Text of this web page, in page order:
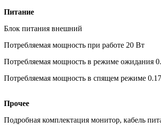
Питание
Блок питания внешний
Потребляемая мощность при работе 20 Вт
Потребляемая мощность в режиме ожидания
Потребляемая мощность в спящем режиме
Прочее
Подробная комплектация монитор, кабель